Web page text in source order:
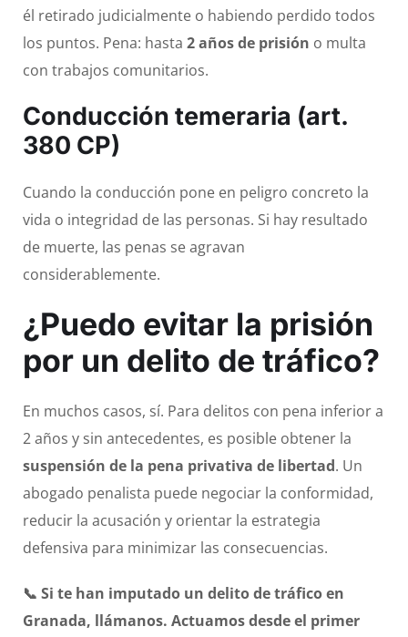
él retirado judicialmente o habiendo perdido todos
los puntos. Pena: hasta 2 años de prisión o multa
con trabajos comunitarios.
Conducción temeraria (art.
380 CP)
Cuando la conducción pone en peligro concreto la
vida o integridad de las personas. Si hay resultado
de muerte, las penas se agravan
considerablemente.
¿Puedo evitar la prisión
por un delito de tráfico?
En muchos casos, sí. Para delitos con pena inferior a
2 años y sin antecedentes, es posible obtener la
suspensión de la pena privativa de libertad. Un
abogado penalista puede negociar la conformidad,
reducir la acusación y orientar la estrategia
defensiva para minimizar las consecuencias.
📞 Si te han imputado un delito de tráfico en
Granada, llámanos. Actuamos desde el primer